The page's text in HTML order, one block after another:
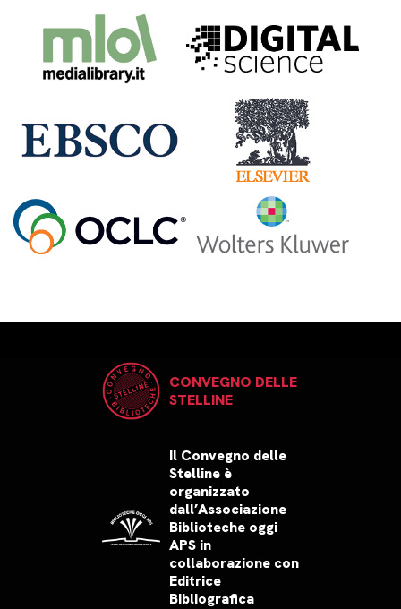
CONVEGNO DELLE
STELLINE
Il Convegno delle
Stelline è
organizzato
dall’Associazione
Biblioteche oggi
APS in
collaborazione con
Editrice
Bibliografica